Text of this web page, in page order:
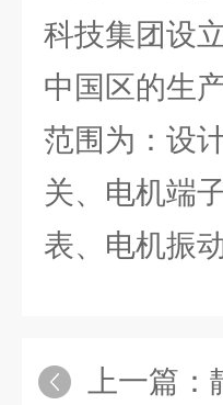
科技集团设
中国区的生
范围为：设
关、电机端
表、电机振
上一篇：